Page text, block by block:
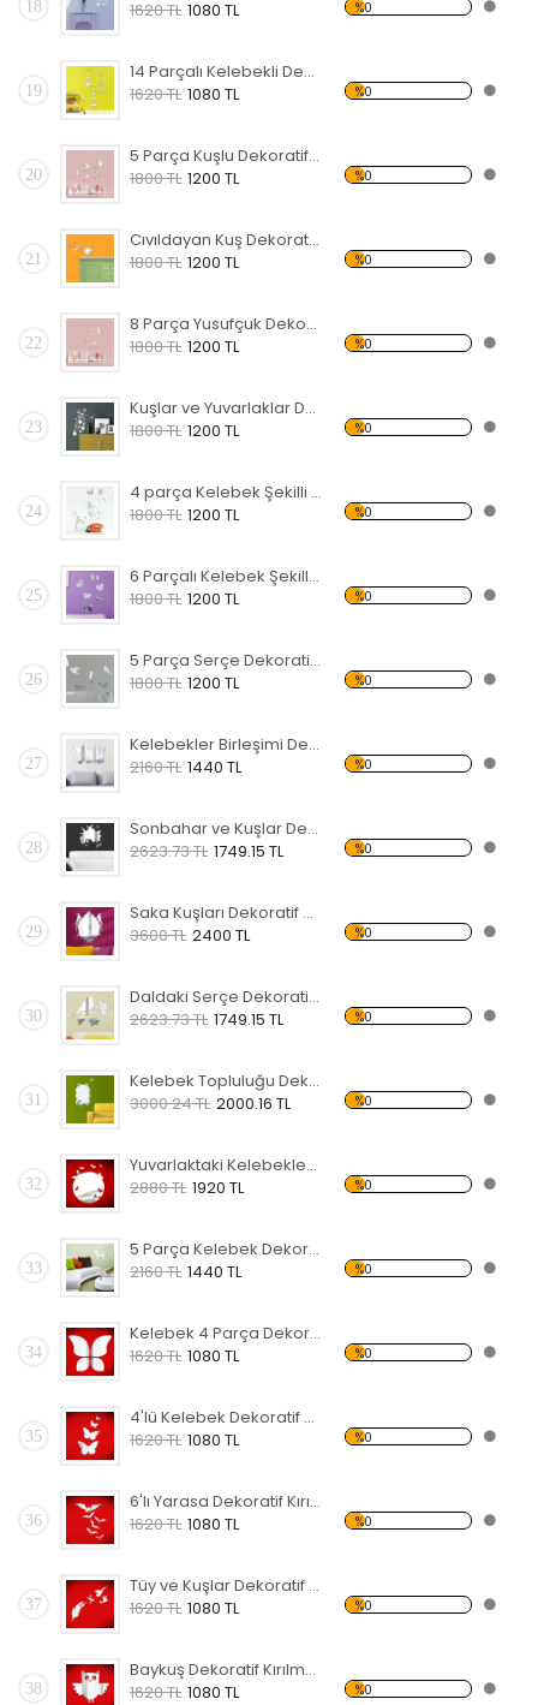
18 1620 TL 1080 TL %0
19
14 Parçalı Kelebekli Dekoratif Kırılmaz Ayna
1620 TL 1080 TL %0
20
5 Parça Kuşlu Dekoratif Kırılmaz Ayna
1800 TL 1200 TL %0
21
Cıvıldayan Kuş Dekoratif Kırılmaz Ayna
1800 TL 1200 TL %0
22
8 Parça Yusufçuk Dekoratif Kırılmaz Ayna
1800 TL 1200 TL %0
23
Kuşlar ve Yuvarlaklar Dekoratif Kırılmaz Ayna
1800 TL 1200 TL %0
24
4 parça Kelebek Şekilli Dekoratif Kırılmaz Ayna
1800 TL 1200 TL %0
25
6 Parçalı Kelebek Şekilli Dekoratif Kırılmaz Ayna
1800 TL 1200 TL %0
26
5 Parça Serçe Dekoratif Kırılmaz Ayna
1800 TL 1200 TL %0
27
Kelebekler Birleşimi Dekoratif Kırılmaz Ayna
2160 TL 1440 TL %0
28
Sonbahar ve Kuşlar Dekoratif Kırılmaz Ayna
2623.73 TL 1749.15 TL %0
29
Saka Kuşları Dekoratif Kırılmaz Ayna
3600 TL 2400 TL %0
30
Daldaki Serçe Dekoratif Kırılmaz Ayna
2623.73 TL 1749.15 TL %0
31
Kelebek Topluluğu Dekoratif Kırılmaz Ayna
3000.24 TL 2000.16 TL %0
32
Yuvarlaktaki Kelebekler Dekoratif Kırılmaz Ayna
2880 TL 1920 TL %0
33
5 Parça Kelebek Dekoratif Kırılmaz Ayna
2160 TL 1440 TL %0
34
Kelebek 4 Parça Dekoratif Kırılmaz Ayna
1620 TL 1080 TL %0
35
4'lü Kelebek Dekoratif Kırılmaz Ayna
1620 TL 1080 TL %0
36
6'lı Yarasa Dekoratif Kırılmaz Ayna
1620 TL 1080 TL %0
37
Tüy ve Kuşlar Dekoratif Kırılmaz Ayna
1620 TL 1080 TL %0
38
Baykuş Dekoratif Kırılmaz Ayna
1620 TL 1080 TL %0